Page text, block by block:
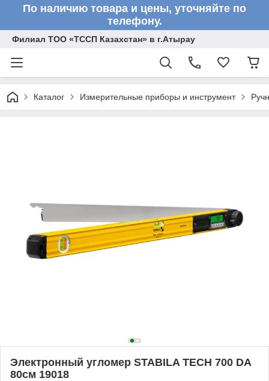
По наличию товара и цены, уточняйте по
телефону.
Филиал ТОО «ТССП Казахстан» в г.Атырау
Каталог Измерительные приборы и инструмент
Электронный угломер STABILA TECH 700 DA
80см 19018